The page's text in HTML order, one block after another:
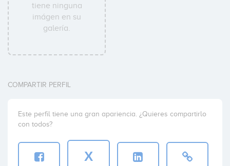
tiene ninguna
imágen en su
galería.
COMPARTIR PERFIL
Este perfil tiene una gran apariencia. ¿Quieres compartirlo
con todos?
X